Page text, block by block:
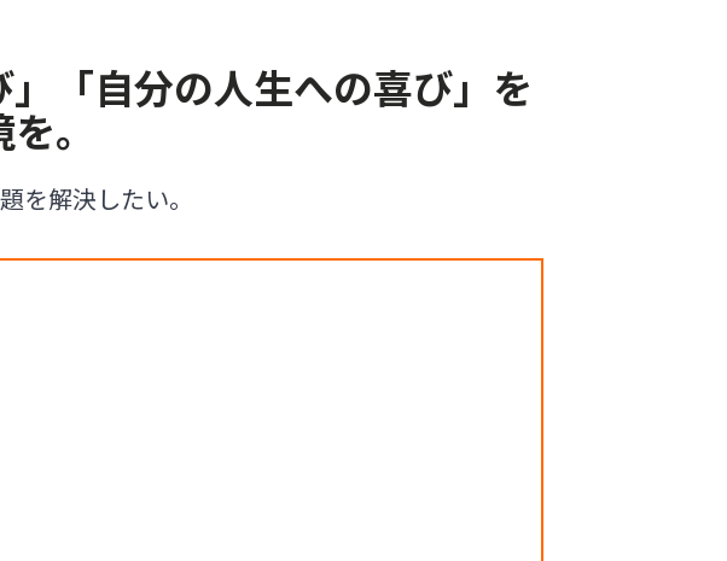
「自分の人生への喜び」を
。
を解決したい。